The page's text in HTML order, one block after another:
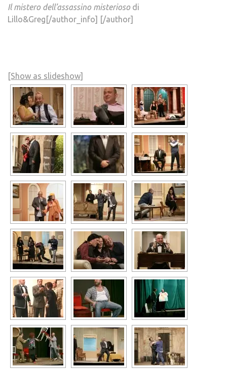
Il mistero dell’assassino misterioso di
Lillo&Greg[/author_info] [/author]
[Show as slideshow]